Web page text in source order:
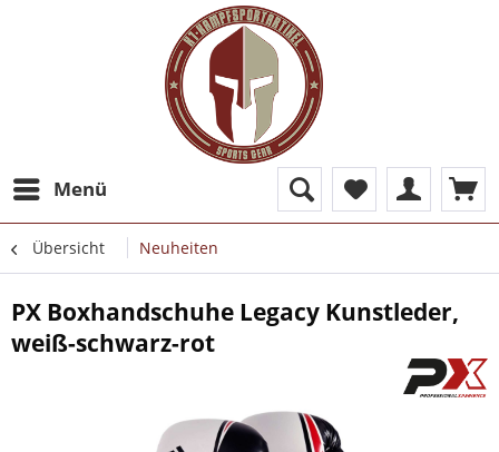
Menü
Übersicht Neuheiten
PX Boxhandschuhe Legacy Kunstleder,
weiß-schwarz-rot